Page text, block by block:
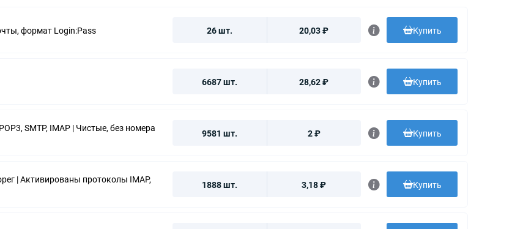
формат Login:Pass 26 шт. 20,03 ₽ Купить
6687 шт. 28,62 ₽ Купить
SMTP, IMAP | Чистые, без номера
9581 шт. 2 ₽ Купить
| Активированы протоколы IMAP,
1888 шт. 3,18 ₽ Купить